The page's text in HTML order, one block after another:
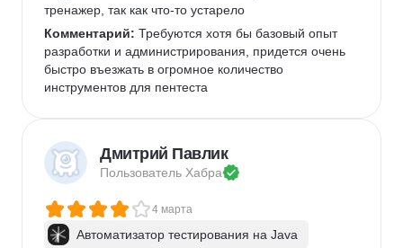
тренажер, так как что-то устарело
Комментарий: Требуются хотя бы базовый опыт
разработки и администрирования, придется очень
быстро въезжать в огромное количество
инструментов для пентеста
Дмитрий Павлик
Пользователь Хабра
4 марта
Автоматизатор тестирования на Java